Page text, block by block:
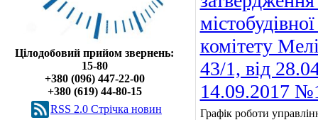
Цілодобовий прийом звернень:
15-80
+380 (096) 447-22-00
+380 (619) 44-80-15
RSS 2.0 Cтрічка новин
комітету
43/1, від
14.09.2017
Графік роботи